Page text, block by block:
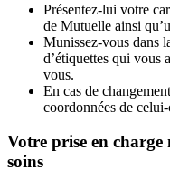
Présentez-lui votre
de Mutuelle ainsi
Munissez-vous dans
d’étiquettes qui vous
vous.
En cas de
coordonnées de
Votre prise en charge
soins